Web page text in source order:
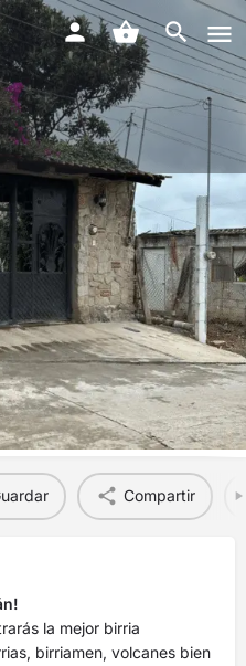
7789
0 Eventos 0
Compartir
la mejor birria
birriamen, volcanes bien